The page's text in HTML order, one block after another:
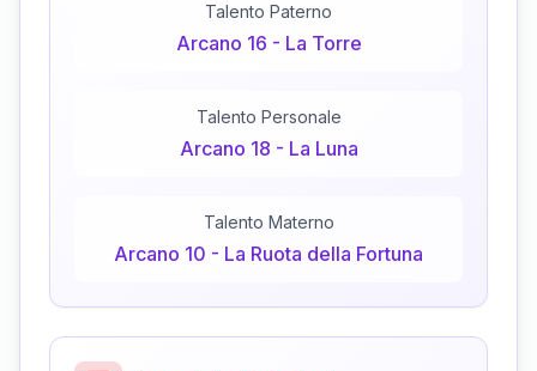
Talento Paterno
Arcano 16 - La Torre
Talento Personale
Arcano 18 - La Luna
Talento Materno
Arcano 10 - La Ruota della Fortuna